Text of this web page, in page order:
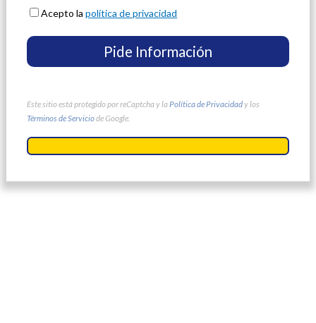
Acepto lapolítica de privacidad
Este sitio está protegido por reCaptcha y la Política de Privacidady los
Términos de Serviciode Google.